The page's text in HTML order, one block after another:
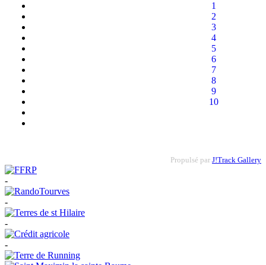
1
2
3
4
5
6
7
8
9
10
Propulsé par J!Track Gallery
-
-
-
-